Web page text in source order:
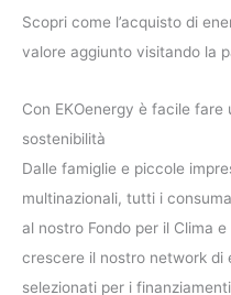
Scopri come l’acquisto di
valore aggiunto visitando la
Con EKOenergy è facile
sostenibilità
Dalle famiglie e piccole
multinazionali, tutti i
al nostro Fondo per il Clima
crescere il nostro network di
selezionati per i